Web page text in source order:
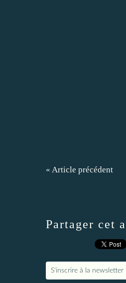
« Article précédent
Partager cet
S'inscrire à la newsletter